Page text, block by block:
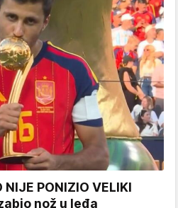
NIJE PONIZIO VELIKI
nož u leđa